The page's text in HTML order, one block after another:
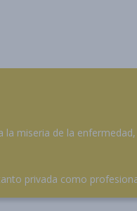
miseria de la
privada como